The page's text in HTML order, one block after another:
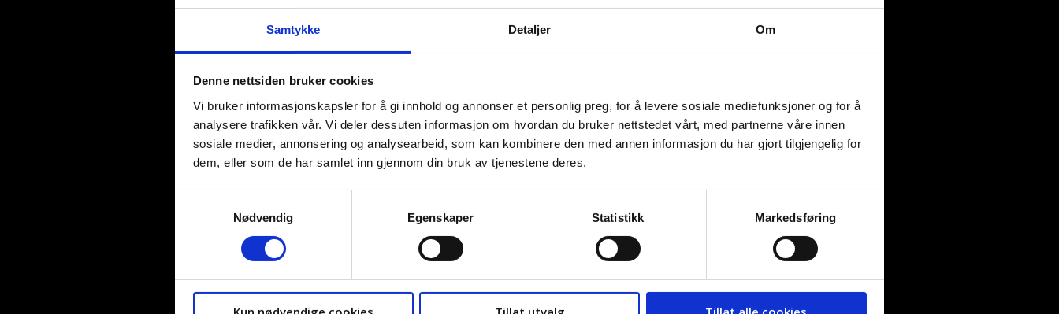
Samtykke Detaljer Om
Denne nettsiden bruker cookies
Vi bruker informasjonskapsler for å gi innhold og annonser et personlig preg, for å levere sosiale mediefunksjoner og for å
analysere trafikken vår. Vi deler dessuten informasjon om hvordan du bruker nettstedet vårt, med partnerne våre innen
sosiale medier, annonsering og analysearbeid, som kan kombinere den med annen informasjon du har gjort tilgjengelig for
dem, eller som de har samlet inn gjennom din bruk av tjenestene deres.
Nødvendig
Egenskaper Statistikk Markedsføring
allerede får førstehjelp av noen andre.
Så ser jeg en død person som ligger på bakken. Jeg hadde aldri sett en død person før.
Jeg ser om det er noen som trenger hjelp, men det er flere som allerede er i gang. Litt
hjelpeløs, egentlig. Det er det jeg følte meg.
Han skjønte det hadde gått av en bilbombe midt i hjertet av Oslo sentrum. Hvorfor han
forsto akkurat det, er han litt usikker på.
Det sto en bil utenfor høyblokka, som var helt gjennomhullet. Sånn jeg husker det, var
den i gang. Jeg ble redd det skulle komme et nytt angrep. Så begynner politiet å komme
og rope at alle må komme seg unna. Da ringte jeg arbeidsgiveren min og sa at «nå drar
Noen ganger tenker Joakim «var jeg virkelig der?» Hele dagen blir litt som scener i en film.